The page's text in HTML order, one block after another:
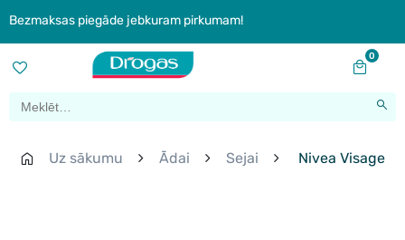
Bezmaksas piegāde jebkuram pirkumam!
0
Uz sākumu Ādai Sejai Nivea Visage